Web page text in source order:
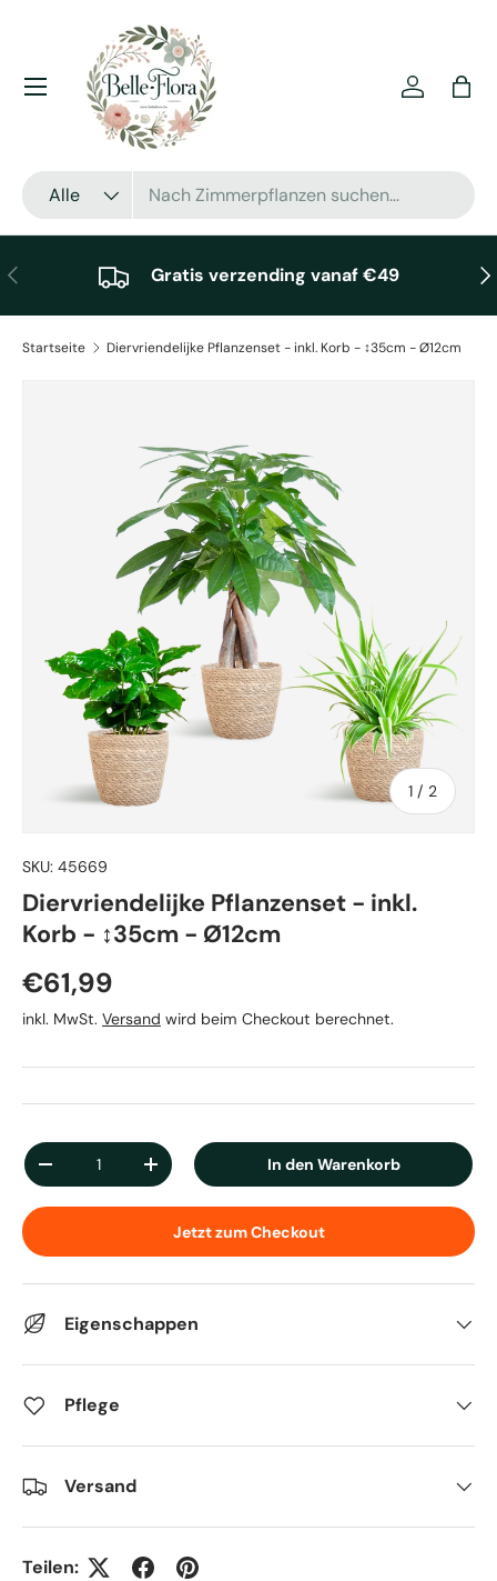
Direkt zum Inhalt
Suchen
Art
Alle
Einloggen
Menü
Vorherige Gratis verzending vanaf €49
Startseite Diervriendelijke Pflanzenset - inkl. Korb - ↕35cm - Ø12cm
1 / von
2
SKU: 45669
Diervriendelijke Pflanzenset - inkl.
Korb - ↕35cm - Ø12cm
Normaler Preis
€61,99
inkl. MwSt. Versand wird beim Checkout berechnet.
Anzahl
Menge verringernMenge erhöhen In den Warenkorb
Jetzt zum Checkout
Eigenschappen
Pflege
Versand
Teilen: